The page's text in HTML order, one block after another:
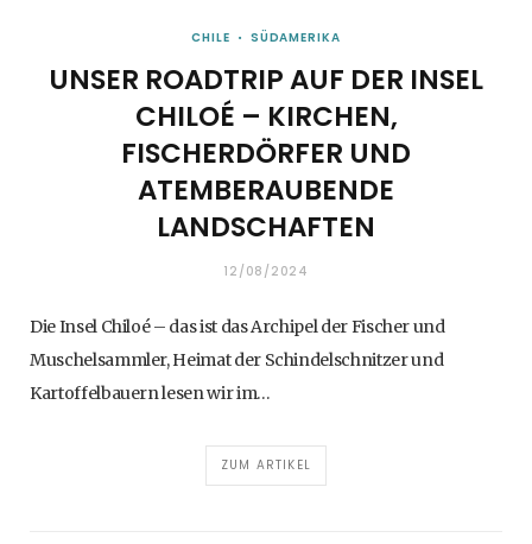
CHILE SÜDAMERIKA
UNSER ROADTRIP AUF DER INSEL
CHILOÉ – KIRCHEN,
FISCHERDÖRFER UND
ATEMBERAUBENDE
LANDSCHAFTEN
12/08/2024
Die Insel Chiloé – das ist das Archipel der Fischer und
Muschelsammler, Heimat der Schindelschnitzer und
Kartoffelbauern lesen wir im…
ZUM ARTIKEL